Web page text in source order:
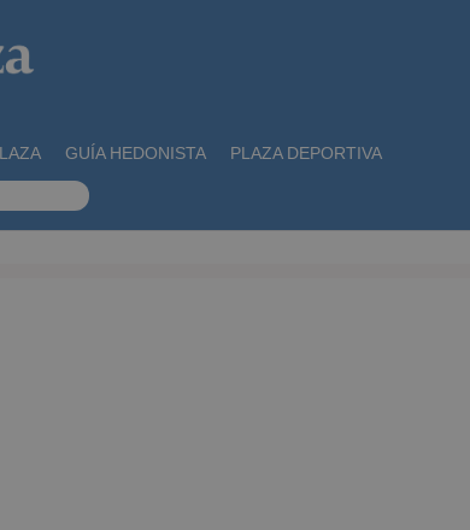
GUÍA HEDONISTA PLAZA DEPORTIVA